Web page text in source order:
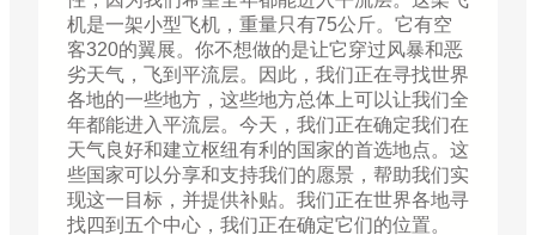
机是一架小型飞机，重量只有75公斤。它有空
客320的翼展。你不想做的是让它穿过风暴和恶
劣天气，飞到平流层。因此，我们正在寻找世界
各地的一些地方，这些地方总体上可以让我们全
年都能进入平流层。今天，我们正在确定我们在
天气良好和建立枢纽有利的国家的首选地点。这
些国家可以分享和支持我们的愿景，帮助我们实
现这一目标，并提供补贴。我们正在世界各地寻
找四到五个中心，我们正在确定它们的位置。